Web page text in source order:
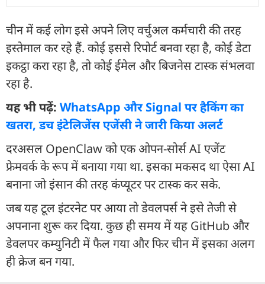
चीन में कई लोग इसे अपने लिए वर्चुअल कर्मचारी की तरह
इस्तेमाल कर रहे हैं. कोई इससे रिपोर्ट बनवा रहा है, कोई डेटा
इकट्ठा करा रहा है, तो कोई ईमेल और बिजनेस टास्क संभलवा
रहा है.
यह भी पढ़ें: WhatsApp और Signal पर हैकिंग का
खतरा, डच इंटेलिजेंस एजेंसी ने जारी किया अलर्ट
दरअसल OpenClaw को एक ओपन-सोर्स AI एजेंट
फ्रेमवर्क के रूप में बनाया गया था. इसका मकसद था ऐसा AI
बनाना जो इंसान की तरह कंप्यूटर पर टास्क कर सके.
जब यह टूल इंटरनेट पर आया तो डेवलपर्स ने इसे तेजी से
अपनाना शुरू कर दिया. कुछ ही समय में यह GitHub और
डेवलपर कम्युनिटी में फैल गया और फिर चीन में इसका अलग
ही क्रेज बन गया.